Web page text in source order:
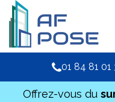
01 84 81 01
Offrez-vous du